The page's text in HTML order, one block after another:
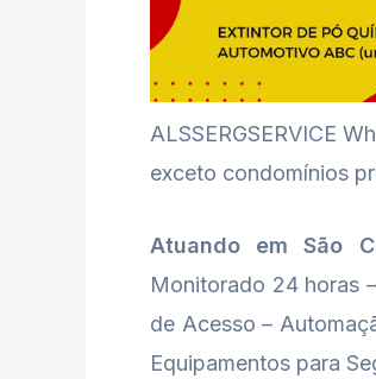
ALSSERGSERVICE
exceto condomínios
Atuando em São
Monitorado 24 horas
de Acesso –
Equipamentos para